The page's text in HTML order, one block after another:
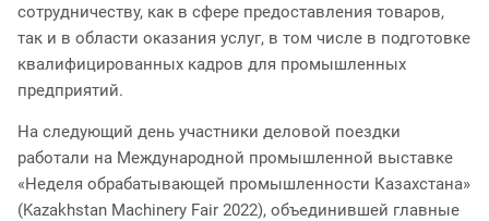
сотрудничеству, как в сфере предоставления товаров,
так и в области оказания услуг, в том числе в подготовке
квалифицированных кадров для промышленных
предприятий.
На следующий день участники деловой поездки
работали на Международной промышленной выставке
«Неделя обрабатывающей промышленности Казахстана»
(Kazakhstan Machinery Fair 2022), объединившей главные